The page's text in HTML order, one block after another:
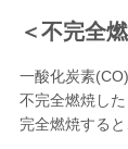
＜不完全
一酸化炭素
不完全燃焼した
完全燃焼すると